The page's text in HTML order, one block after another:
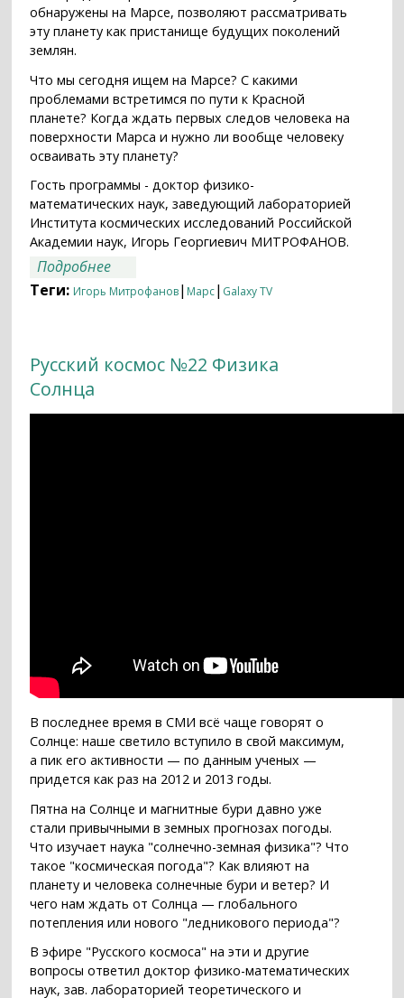
обнаружены на Марсе, позволяют рассматривать
эту планету как пристанище будущих поколений
землян.
Что мы сегодня ищем на Марсе? С какими
проблемами встретимся по пути к Красной
планете? Когда ждать первых следов человека на
поверхности Марса и нужно ли вообще человеку
осваивать эту планету?
Гость программы - доктор физико-
математических наук, заведующий лабораторией
Института космических исследований Российской
Академии наук, Игорь Георгиевич МИТРОФАНОВ.
Подробнее
Теги: Игорь Митрофанов| Марс| Galaxy TV
Русский космос №22 Физика
Солнца
В последнее время в СМИ всё чаще говорят о
Солнце: наше светило вступило в свой максимум,
а пик его активности — по данным ученых —
придется как раз на 2012 и 2013 годы.
Пятна на Солнце и магнитные бури давно уже
стали привычными в земных прогнозах погоды.
Что изучает наука "солнечно-земная физика"? Что
такое "космическая погода"? Как влияют на
планету и человека солнечные бури и ветер? И
чего нам ждать от Солнца — глобального
потепления или нового "ледникового периода"?
В эфире "Русского космоса" на эти и другие
вопросы ответил доктор физико-математических
наук, зав. лабораторией теоретического и